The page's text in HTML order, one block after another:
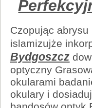
Czopując abrysu
islamizujże
Bydgoszcz
optyczny
okularami
okulary i